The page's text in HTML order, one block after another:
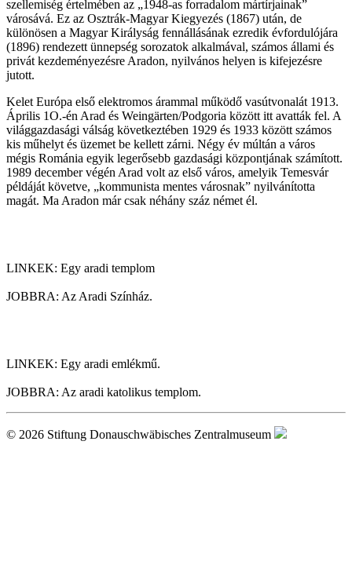
szellemiség értelmében az „1948-as forradalom mártírjainak”
városává. Ez az Osztrák-Magyar Kiegyezés (1867) után, de
különösen a Magyar Királyság fennállásának ezredik évfordulójára
(1896) rendezett ünnepség sorozatok alkalmával, számos állami és
privát kezdeményezésre Aradon, nyilvános helyen is kifejezésre
jutott.
Kelet Európa első elektromos árammal működő vasútvonalát 1913.
Április 1O.-én Arad és Weingärten/Podgoria között itt avatták fel. A
világgazdasági válság következtében 1929 és 1933 között számos
kis műhelyt és üzemet be kellett zárni. Négy év múltán a város
mégis Románia egyik legerősebb gazdasági központjának számított.
1989 december végén Arad volt az első város, amelyik Temesvár
példáját követve, „kommunista mentes városnak” nyilvánította
magát. Ma Aradon már csak néhány száz német él.
LINKEK: Egy aradi templom
JOBBRA: Az Aradi Színház.
LINKEK: Egy aradi emlékmű.
JOBBRA: Az aradi katolikus templom.
© 2026 Stiftung Donauschwäbisches Zentralmuseum